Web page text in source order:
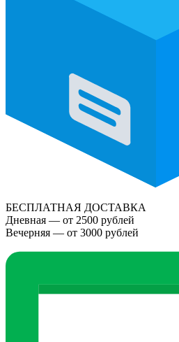
БЕСПЛАТНАЯ ДОСТАВКА
Дневная — от 2500 рублей
Вечерняя — от 3000 рублей